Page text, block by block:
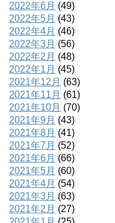
2022年6月 (49)
2022年5月 (43)
2022年4月 (46)
2022年3月 (56)
2022年2月 (48)
2022年1月 (45)
2021年12月 (63)
2021年11月 (61)
2021年10月 (70)
2021年9月 (43)
2021年8月 (41)
2021年7月 (52)
2021年6月 (66)
2021年5月 (60)
2021年4月 (54)
2021年3月 (63)
2021年2月 (27)